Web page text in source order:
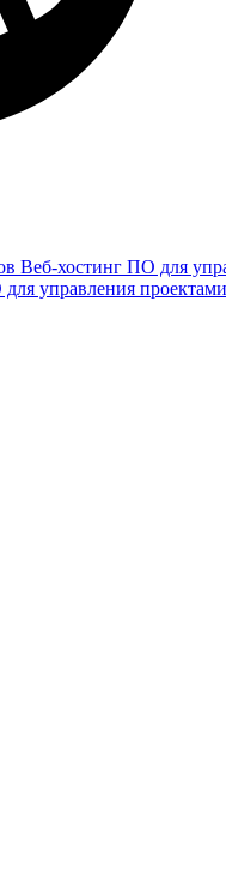
Веб-хостинг ПО для
управления проектами